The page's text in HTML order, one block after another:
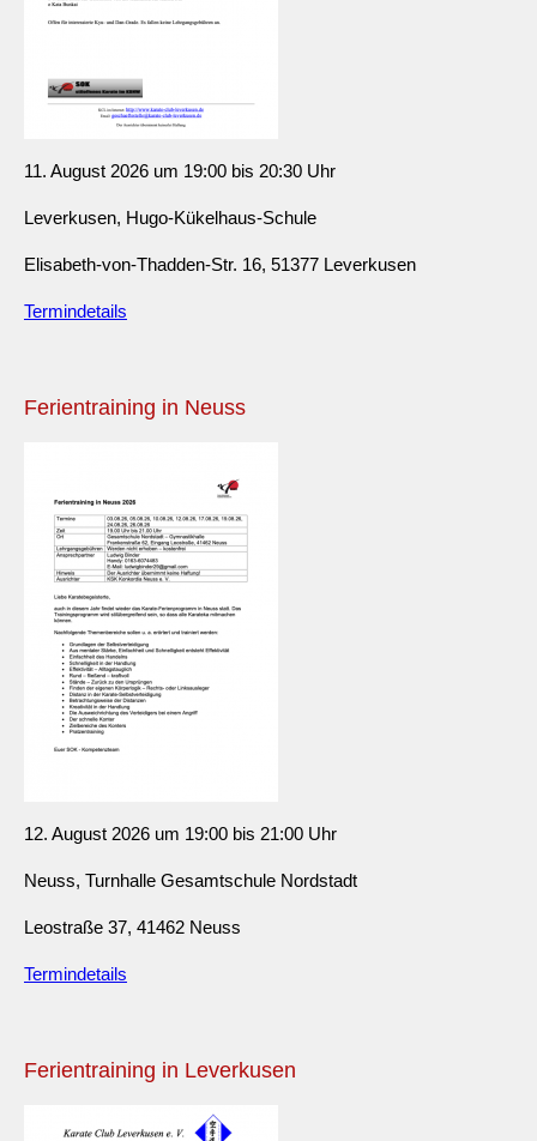
11. August 2026 um 19:00 bis 20:30 Uhr
Leverkusen, Hugo-Kükelhaus-Schule
Elisabeth-von-Thadden-Str. 16, 51377 Leverkusen
Termindetails
Ferientraining in Neuss
12. August 2026 um 19:00 bis 21:00 Uhr
Neuss, Turnhalle Gesamtschule Nordstadt
Leostraße 37, 41462 Neuss
Termindetails
Ferientraining in Leverkusen